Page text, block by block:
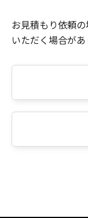
お見積もり依頼
いただく場合があ